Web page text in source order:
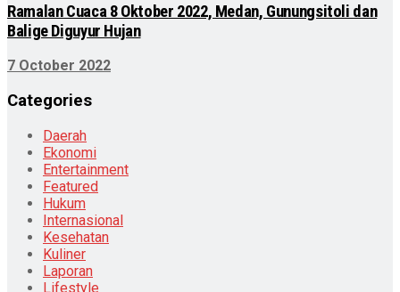
Ramalan Cuaca 8 Oktober 2022, Medan, Gunungsitoli dan
Balige Diguyur Hujan
7 October 2022
Categories
Daerah
Ekonomi
Entertainment
Featured
Hukum
Internasional
Kesehatan
Kuliner
Laporan
Lifestyle